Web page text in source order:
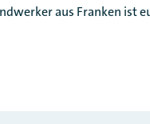
aus Franken ist